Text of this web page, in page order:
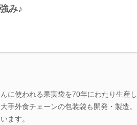
み♪
に使われる果実袋を70年にわたり生産し
手外食チェーンの包装袋も開発・製造。
ます。